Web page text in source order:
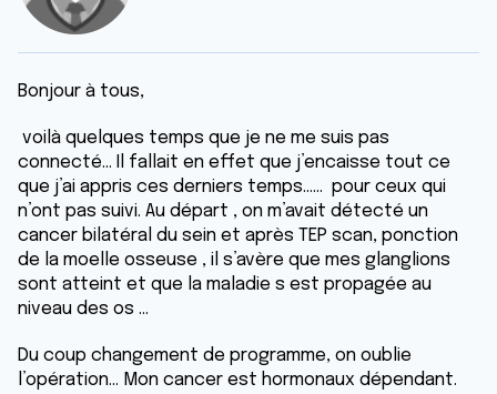
Bonjour à tous,
voilà quelques temps que je ne me suis pas
connecté… Il fallait en effet que j’encaisse tout ce
que j’ai appris ces derniers temps…… pour ceux qui
n’ont pas suivi. Au départ , on m’avait détecté un
cancer bilatéral du sein et après TEP scan, ponction
de la moelle osseuse , il s’avère que mes glanglions
sont atteint et que la maladie s est propagée au
niveau des os …
Du coup changement de programme, on oublie
l’opération… Mon cancer est hormonaux dépendant.